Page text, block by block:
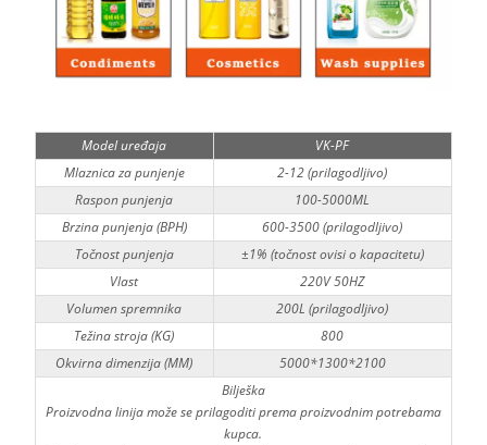
Model uređaja
VK-PF
Mlaznica za punjenje
2-12 (prilagodljivo)
Raspon punjenja
100-5000ML
Brzina punjenja (BPH)
600-3500 (prilagodljivo)
Točnost punjenja
±1% (točnost ovisi o kapacitetu)
Vlast
220V 50HZ
Volumen spremnika
200L (prilagodljivo)
Težina stroja (KG)
800
Okvirna dimenzija (MM)
5000*1300*2100
Bilješka
Proizvodna linija može se prilagoditi prema proizvodnim potrebama
kupca.